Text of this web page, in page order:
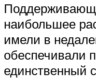
наибольшее
имели в
обеспечивали
единственный